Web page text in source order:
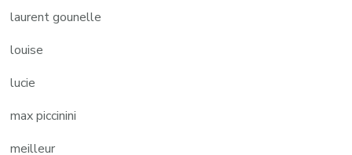
laurent gounelle
louise
lucie
max piccinini
meilleur